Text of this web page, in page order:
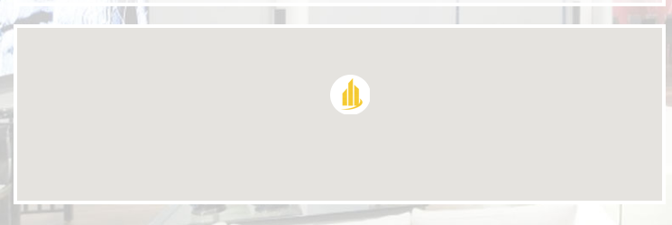
К зданию подведены все коммуникации, центральная канализация, отопление, водоснабжение.
В непосредственной близости от здания расположены престижные салоны, рестораны, банки,